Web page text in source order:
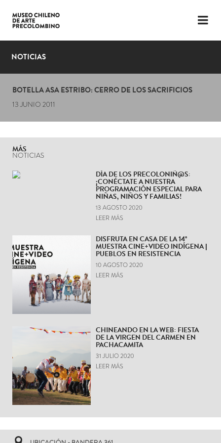
LENGUAJE
PLANIFICA TU VISITA
EXPOSICIONES
EL MUSEO
NOTICIAS
NOTICIAS
BOTELLA ASA ESTRIBO: CERRO DE LOS SACRIFICIOS
13 JUNIO 2011
MÁS
NOTICIAS
DÍA DE LOS PRECOLONIÑ@S:
¡CONÉCTATE A NUESTRA
PROGRAMACIÓN ESPECIAL PARA
NIÑAS, NIÑOS Y FAMILIAS!
13 AGOSTO 2020
LEER MÁS
DISFRUTA EN CASA DE LA 14°
MUESTRA CINE+VIDEO INDÍGENA |
PUEBLOS EN RESISTENCIA
10 AGOSTO 2020
LEER MÁS
CHINEANDO EN LA WEB: FIESTA
DE LA VIRGEN DEL CARMEN EN
PACHACAMITA
31 JULIO 2020
LEER MÁS